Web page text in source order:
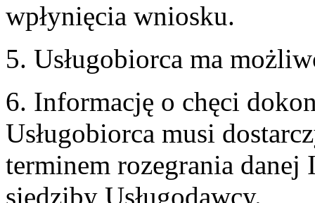
wpłynięcia wniosku.
5. Usługobiorca ma
6. Informację o chęci
Usługobiorca musi
terminem rozegrania
siedziby Usługodawcy.